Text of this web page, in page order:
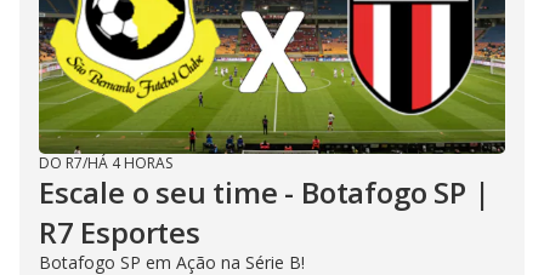
DO R7/HÁ 4 HORAS
Escale o seu time - Botafogo SP |
R7 Esportes
Botafogo SP em Ação na Série B!